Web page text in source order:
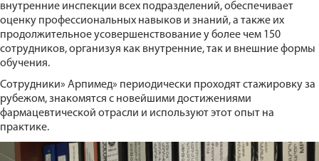
внутренние инспекции всех подразделений, обеспечивает
оценку профессиональных навыков и знаний, а также их
продолжительное усовершенствование у более чем 150
сотрудников, организуя как внутренние, так и внешние формы
обучения.
Сотрудники» Арпимед» периодически проходят стажировку за
рубежом, знакомятся с новейшими достижениями
фармацевтической отрасли и используют этот опыт на
практике.